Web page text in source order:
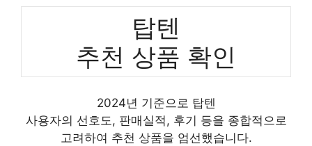
탑텐
추천 상품 확인
2024년 기준으로 탑텐
사용자의 선호도, 판매실적, 후기 등을 종합적으로
고려하여 추천 상품을 엄선했습니다.